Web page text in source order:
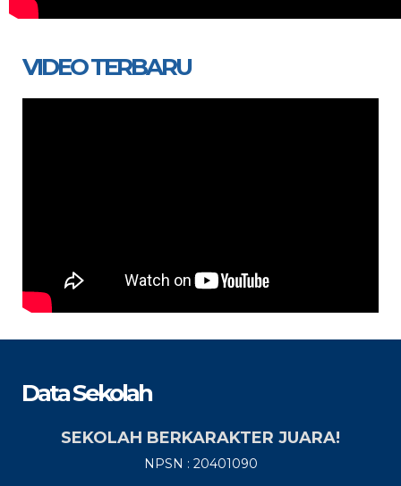
VIDEO TERBARU
Data Sekolah
SEKOLAH BERKARAKTER JUARA!
NPSN : 20401090